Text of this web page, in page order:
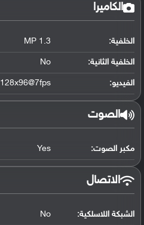
الكاميرا
الخلفية: 1.3 MP
الخلفية الثانية: No
الفيديو: 128x96@7fps
الصوت
مكبر الصوت: Yes
الاتصال
الشبكة اللاسلكية: No